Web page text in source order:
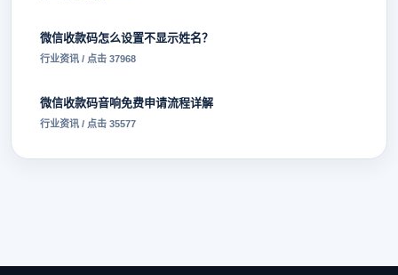
微信收款码怎么设置不显示姓名？
行业资讯 / 点击 37968
微信收款码音响免费申请流程详解
行业资讯 / 点击 35577